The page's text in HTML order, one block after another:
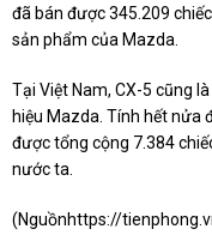
đã bán được 345.209
sản phẩm của Mazda.
Tại Việt Nam, CX-5 cũng
hiệu Mazda. Tính hết nửa
được tổng cộng 7.384
nước ta.
(Nguồnhttps://